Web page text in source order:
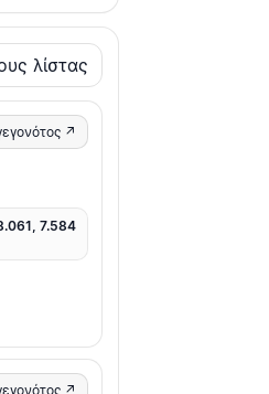
λίστας
↗
7.584
↗